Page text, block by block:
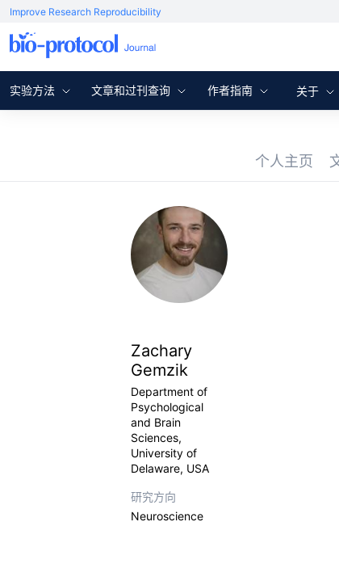
Improve Research Reproducibility
实验方法 文章和过刊查询 作者指南 关于
个人主页
Zachary
Gemzik
Department of
Psychological
and Brain
Sciences,
University of
Delaware, USA
研究方向
Neuroscience